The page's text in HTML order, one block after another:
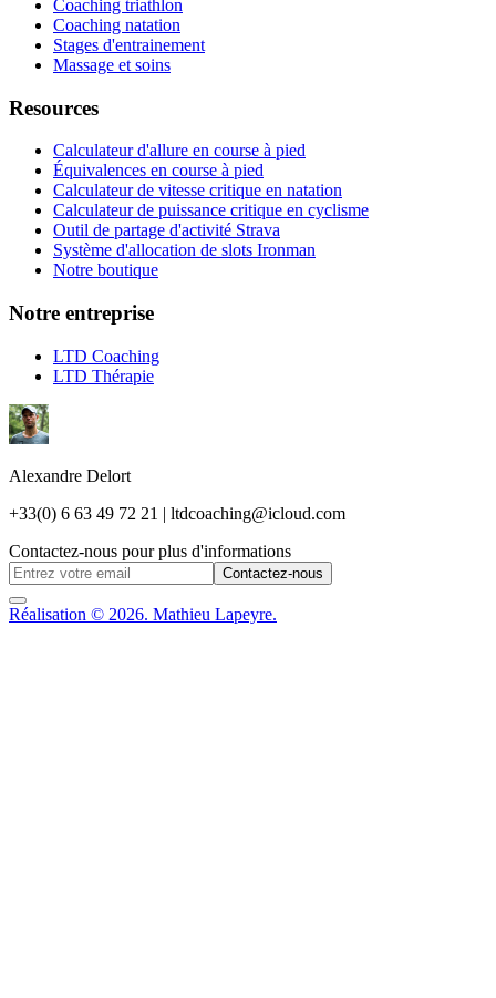
Coaching triathlon
Coaching natation
Stages d'entrainement
Massage et soins
Resources
Calculateur d'allure en course à pied
Équivalences en course à pied
Calculateur de vitesse critique en natation
Calculateur de puissance critique en cyclisme
Outil de partage d'activité Strava
Système d'allocation de slots Ironman
Notre boutique
Notre entreprise
LTD Coaching
LTD Thérapie
Alexandre Delort
+33(0) 6 63 49 72 21 | ltdcoaching@icloud.com
Contactez-nous pour plus d'informations
Contactez-nous
Réalisation © 2026. Mathieu Lapeyre.